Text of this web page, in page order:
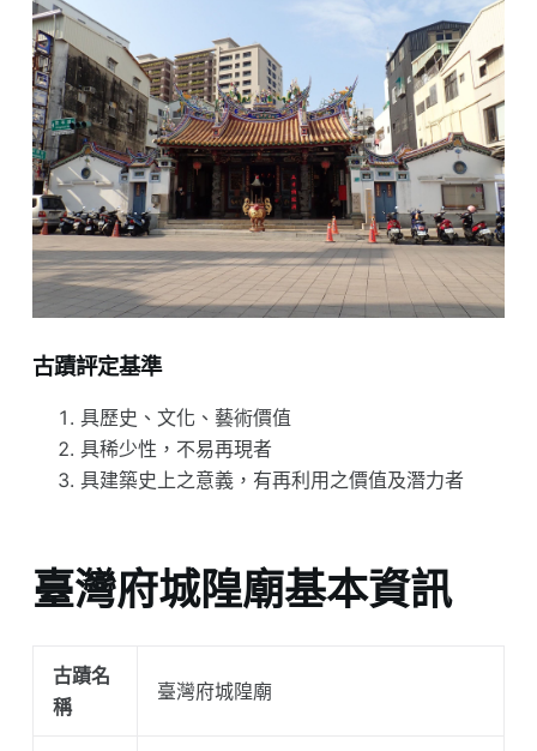
古蹟評定基準
具歷史、文化、藝術價值
具稀少性，不易再現者
具建築史上之意義，有再利用之價值及潛力者
臺灣府城隍廟基本資訊
古蹟名
稱
臺灣府城隍廟